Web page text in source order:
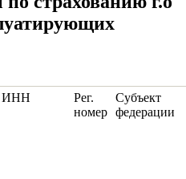
ИНН
Рег.
номер
Субъект
федерации